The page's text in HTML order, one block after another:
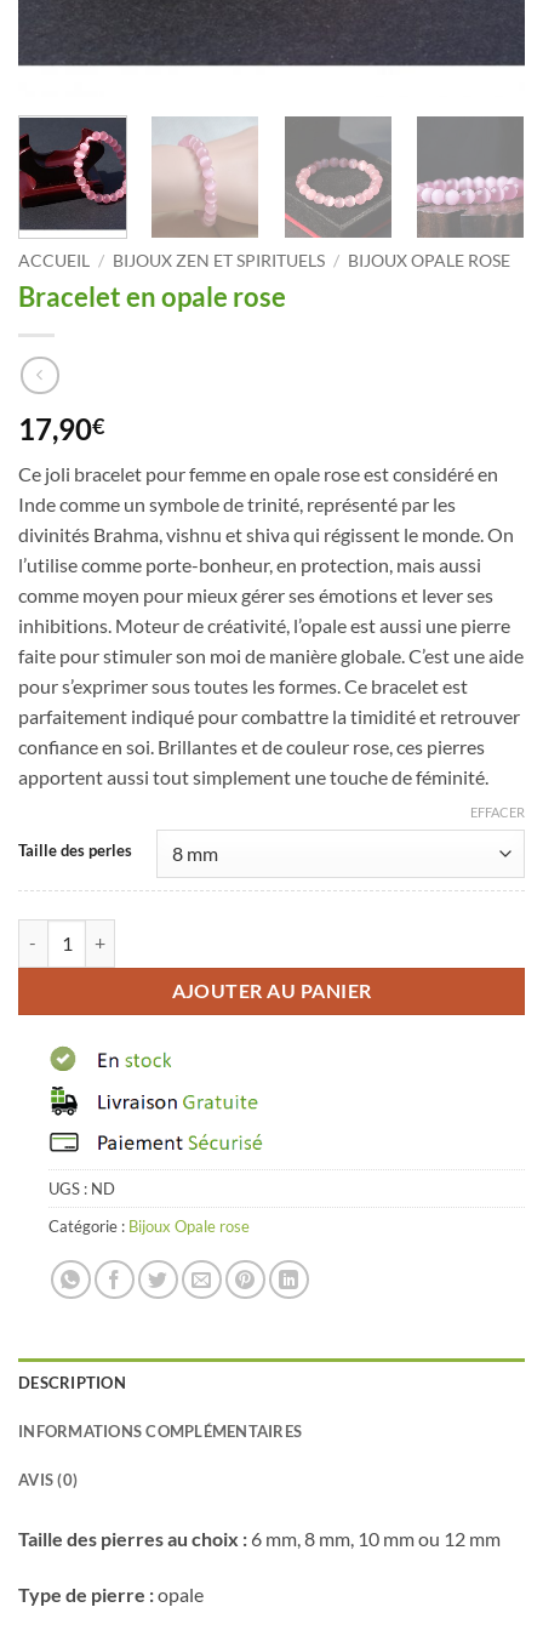
ACCUEIL / BIJOUX ZEN ET SPIRITUELS / BIJOUX OPALE ROSE
Bracelet en opale rose
17,90€
Ce joli bracelet pour femme en opale rose est considéré en
Inde comme un symbole de trinité, représenté par les
divinités Brahma, vishnu et shiva qui régissent le monde. On
l’utilise comme porte-bonheur, en protection, mais aussi
comme moyen pour mieux gérer ses émotions et lever ses
inhibitions. Moteur de créativité, l’opale est aussi une pierre
faite pour stimuler son moi de manière globale. C’est une aide
pour s’exprimer sous toutes les formes. Ce bracelet est
parfaitement indiqué pour combattre la timidité et retrouver
confiance en soi. Brillantes et de couleur rose, ces pierres
apportent aussi tout simplement une touche de féminité.
Taille des perles
EFFACER
AJOUTER AU PANIER
UGS : ND
Catégorie : Bijoux Opale rose
DESCRIPTION
INFORMATIONS COMPLÉMENTAIRES
AVIS (0)
Taille des pierres au choix : 6 mm, 8 mm, 10 mm ou 12 mm
Type de pierre :opale